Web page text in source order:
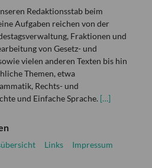
Redaktionsstab beim
Aufgaben reichen von der
Fraktionen und
von Gesetz- und
vielen anderen Texten bis hin
Themen, etwa
Rechts- und
und Einfache Sprache. […]
Links
Impressum